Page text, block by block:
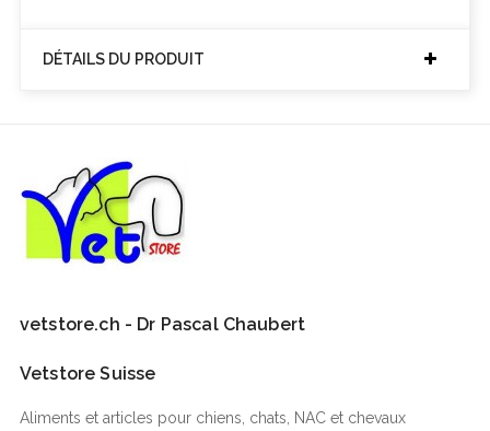
DÉTAILS DU PRODUIT
vetstore.ch - Dr Pascal Chaubert
Vetstore Suisse
Aliments et articles pour chiens, chats, NAC et chevaux